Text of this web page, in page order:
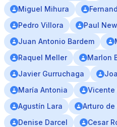
Miguel Mihura
Pedro Villora
Paul
Juan Antonio Bardem
Raquel Meller
Marlon
Javier Gurruchaga
María Antonia
Vicente
Agustín Lara
Arturo de
Denise Darcel
Cesar